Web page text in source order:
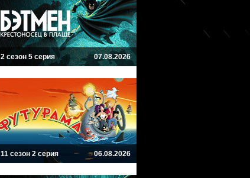
2 сезон 5 серия 07.08.2026
11 сезон 2 серия 06.08.2026